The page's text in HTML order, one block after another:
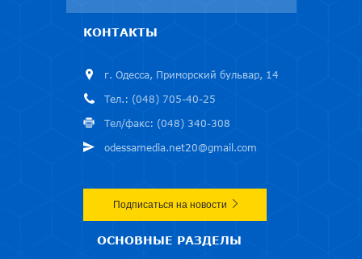
КОНТАКТЫ
г. Одесса, Приморский бульвар, 14
Тел.: (048) 705-40-25
Тел/факс: (048) 340-308
odessamedia.net20@gmail.com
Подписаться на новости
ОСНОВНЫЕ РАЗДЕЛЫ